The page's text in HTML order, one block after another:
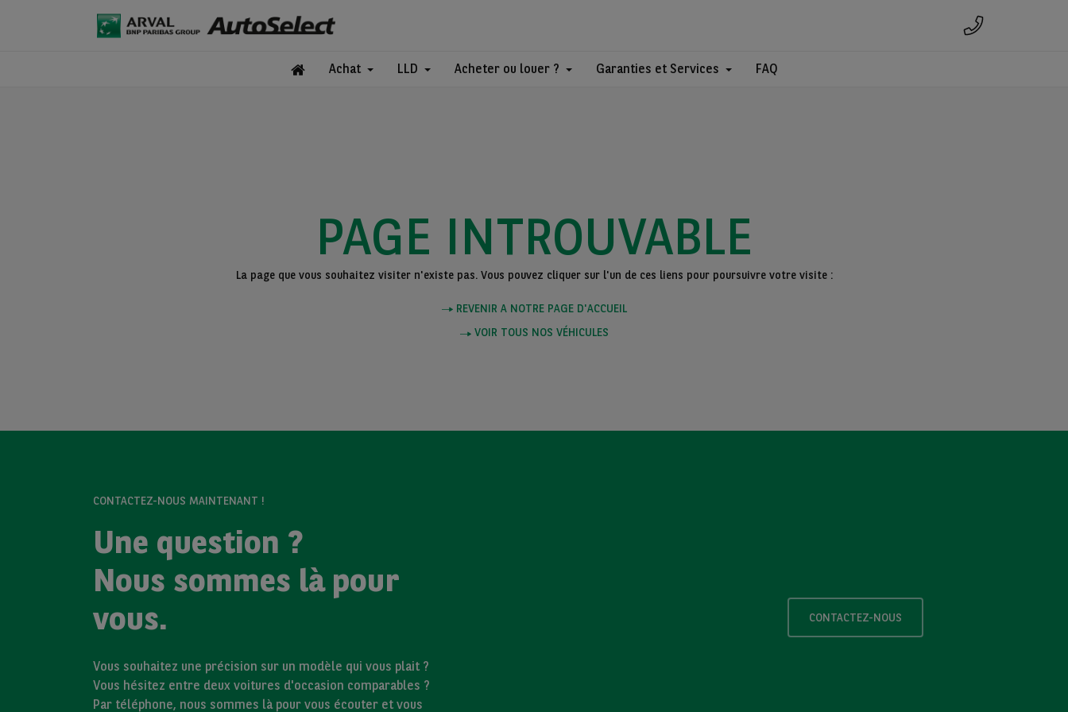
Achat LLD Acheter ou louer ? Garanties et Services FAQ
PAGE INTROUVABLE
La page que vous souhaitez visiter n'existe pas. Vous pouvez cliquer sur l'un de ces liens pour poursuivre votre visite :
REVENIR A NOTRE PAGE D'ACCUEIL
VOIR TOUS NOS VÉHICULES
CONTACTEZ-NOUS MAINTENANT !
Une question ?
Nous sommes là pour
vous.
Vous souhaitez une précision sur un modèle qui vous plait ?
Vous hésitez entre deux voitures d'occasion comparables ?
Par téléphone, nous sommes là pour vous écouter et vous
CONTACTEZ-NOUS